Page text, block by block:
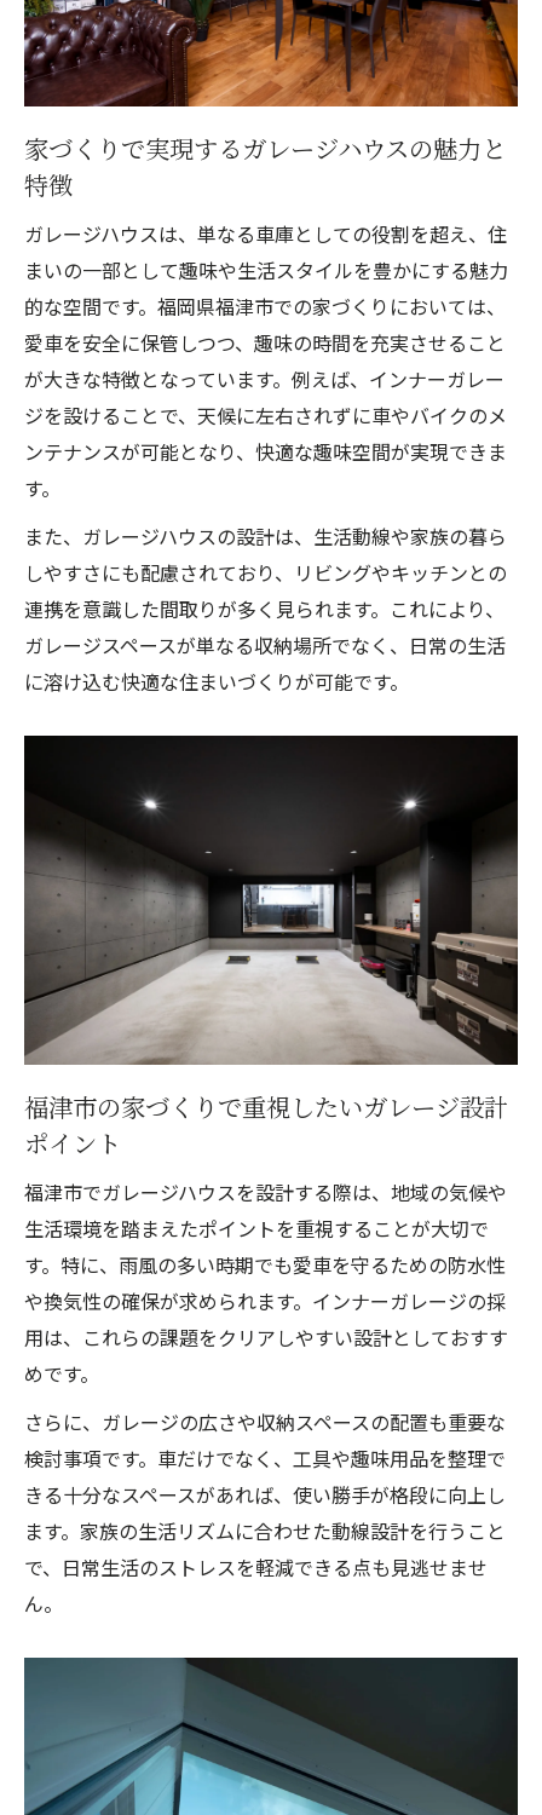
家族と趣味が共存する家づくりのヒントと
工夫
趣味と暮らしを両立させる収納や動線設計
家づくりで実現する快適なガレージスペー
ガレージハウスを建てるなら知っておきたい設
計要素
家づくりで失敗しないガレージハウス設計
の基本
ビルトインガレージや動線を考慮した家づ
くり設計術
ガレージハウス設計で重視すべき間取りや
断熱やセキュリティにも配慮した家づくり
の工夫
愛車を守る家づくりの設計ポイントとは
ビルトインガレージのある家づくりの魅力とは
点を解説
ガレージハウスに適したビルトイン設計の
実例紹介
家づくりで叶えるビルトインガレージの快
適生活
ビルトインガレージで趣味も家族も充実さ
せるコツ
防犯性と利便性を両立する家づくりのポイ
ント
中古や建売ガレージハウス選びのコツ
家づくり視点で考える中古ガレージハウス
建売ガレージハウスを選ぶ際の注意点と家
づくりポイント
中古物件の家づくりで重視したいリフォー
ムと改装
ガレージハウス購入時に役立つ家づくりチ
ェック項目
愛車を守る家づくり実践例とリアルな体験談
家づくりで叶えた愛車保管の工夫と実践例
実際の家づくり体験談から学ぶガレージハ
愛車を守る防犯対策と家づくりの実践方法
家づくりの失敗例から学ぶガレージ設計の
注意点
家づくりで実現するガレージハウスの魅力と
特徴
ガレージハウスは、単なる車庫としての役割を超え、住
まいの一部として趣味や生活スタイルを豊かにする魅力
的な空間です。福岡県福津市での家づくりにおいては、
愛車を安全に保管しつつ、趣味の時間を充実させること
が大きな特徴となっています。例えば、インナーガレー
ジを設けることで、天候に左右されずに車やバイクのメ
ンテナンスが可能となり、快適な趣味空間が実現できま
す。
また、ガレージハウスの設計は、生活動線や家族の暮ら
しやすさにも配慮されており、リビングやキッチンとの
連携を意識した間取りが多く見られます。これにより、
ガレージスペースが単なる収納場所でなく、日常の生活
に溶け込む快適な住まいづくりが可能です。
福津市の家づくりで重視したいガレージ設計
ポイント
福津市でガレージハウスを設計する際は、地域の気候や
生活環境を踏まえたポイントを重視することが大切で
す。特に、雨風の多い時期でも愛車を守るための防水性
や換気性の確保が求められます。インナーガレージの採
用は、これらの課題をクリアしやすい設計としておすす
めです。
さらに、ガレージの広さや収納スペースの配置も重要な
検討事項です。車だけでなく、工具や趣味用品を整理で
きる十分なスペースがあれば、使い勝手が格段に向上し
ます。家族の生活リズムに合わせた動線設計を行うこと
で、日常生活のストレスを軽減できる点も見逃せませ
ん。